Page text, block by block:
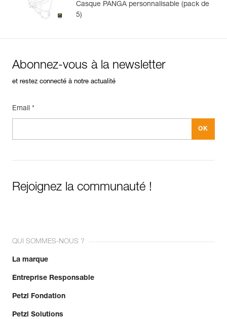
Casque PANGA personnalisable (pack de
5)
Abonnez-vous à la newsletter
et restez connecté à notre actualité
Email *
Rejoignez la communauté !
QUI SOMMES-NOUS ?
La marque
Entreprise Responsable
Petzl Fondation
Petzl Solutions